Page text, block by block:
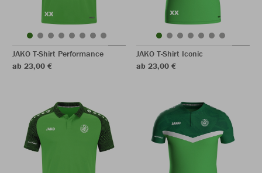
JAKO T-Shirt Performance
ab 23,00 €
JAKO T-Shirt Iconic
ab 23,00 €